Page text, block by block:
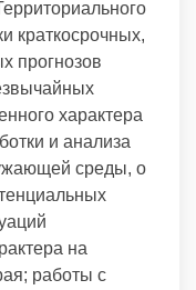
краткосрочных,
прогнозов
характера
и анализа
среды, о
на
работы с